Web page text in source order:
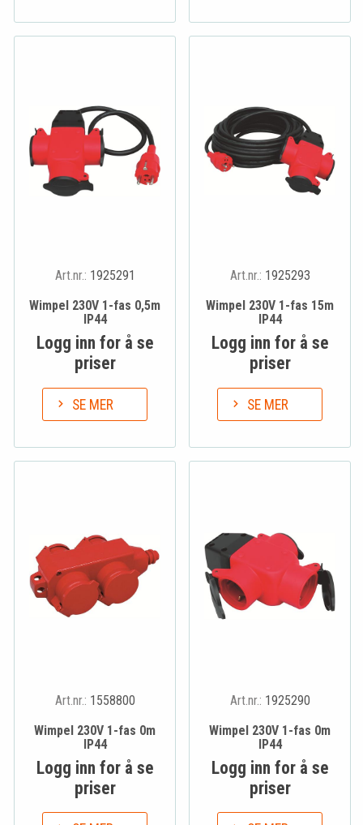
Art.nr.: 1925291
Wimpel 230V 1-fas 0,5m
IP44
Logg inn for å se
priser
SE MER
Art.nr.: 1925293
Wimpel 230V 1-fas 15m
IP44
Logg inn for å se
priser
SE MER
Art.nr.: 1558800
Wimpel 230V 1-fas 0m
IP44
Logg inn for å se
priser
Art.nr.: 1925290
Wimpel 230V 1-fas 0m
IP44
Logg inn for å se
priser